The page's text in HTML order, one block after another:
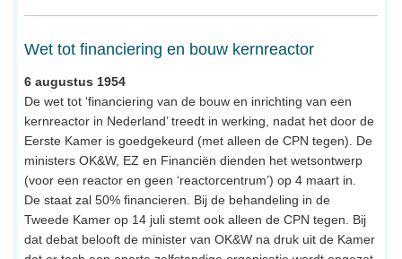
Wet tot financiering en bouw kernreactor
6 augustus 1954
De wet tot ‘financiering van de bouw en inrichting van een
kernreactor in Nederland’ treedt in werking, nadat het door de
Eerste Kamer is goedgekeurd (met alleen de CPN tegen). De
ministers OK&W, EZ en Financiën dienden het wetsontwerp
(voor een reactor en geen ‘reactorcentrum’) op 4 maart in.
De staat zal 50% financieren. Bij de behandeling in de
Tweede Kamer op 14 juli stemt ook alleen de CPN tegen. Bij
dat debat belooft de minister van OK&W na druk uit de Kamer